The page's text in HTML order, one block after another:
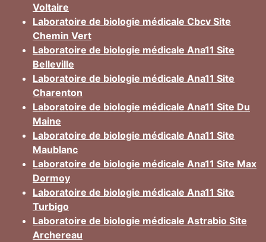
Voltaire
Laboratoire de biologie médicale Cbcv Site
Chemin Vert
Laboratoire de biologie médicale Ana11 Site
Belleville
Laboratoire de biologie médicale Ana11 Site
Charenton
Laboratoire de biologie médicale Ana11 Site Du
Maine
Laboratoire de biologie médicale Ana11 Site
Maublanc
Laboratoire de biologie médicale Ana11 Site Max
Dormoy
Laboratoire de biologie médicale Ana11 Site
Turbigo
Laboratoire de biologie médicale Astrabio Site
Archereau